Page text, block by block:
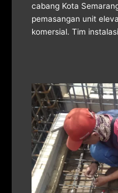
cabang Kota
pemasangan unit
komersial. Tim